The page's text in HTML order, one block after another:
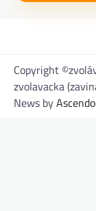
Copyright
zvolavacka
News by